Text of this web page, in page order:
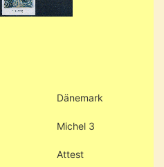
Dänemark
Michel 3
Attest